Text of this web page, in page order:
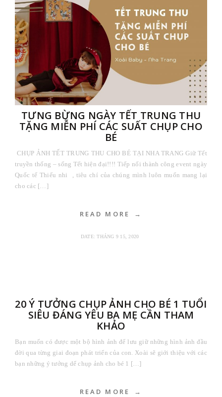
TƯNG BỪNG NGÀY TẾT TRUNG THU
TẶNG MIỄN PHÍ CÁC SUẤT CHỤP CHO
BÉ
CHỤP ẢNH TẾT TRUNG THU CHO BÉ TẠI NHA TRANG Giữ Tết
truyền thống – sống Tết hiện đại!!!! Tiếp nối thành công event ngày
Quốc tế Thiếu nhi , tiêu chí của chúng mình luôn muốn mang lại
cho các […]
READ MORE
DATE:THÁNG 9 15, 2020
20 Ý TƯỞNG CHỤP ẢNH CHO BÉ 1 TUỔI
SIÊU ĐÁNG YÊU BA MẸ CẦN THAM
KHẢO
Bạn muốn có được một bộ hình ảnh để lưu giữ những hình ảnh đầu
đời qua từng giai đoạn phát triển của con. Xoài sẽ giới thiệu với các
bạn những ý tưởng dể chụp ảnh cho bé 1 […]
READ MORE